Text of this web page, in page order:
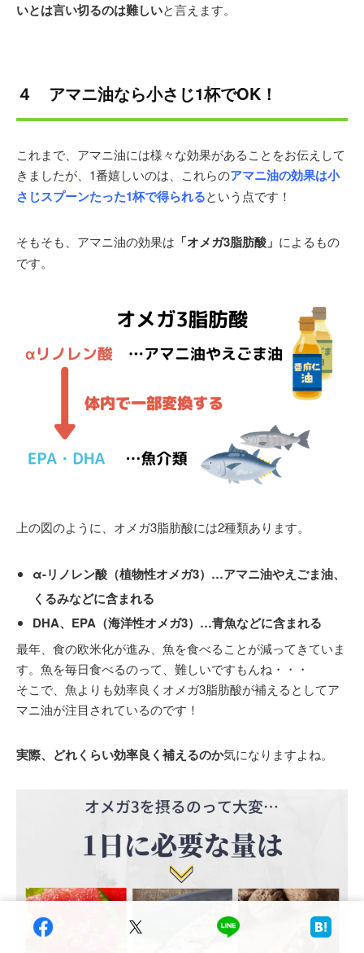
いとは言い切るのは難しいと言えます。
４ アマニ油なら小さじ1杯でOK！
これまで、アマニ油には様々な効果があることをお伝えして
きましたが、1番嬉しいのは、これらのアマニ油の効果は小
さじスプーンたった1杯で得られるという点です！
そもそも、アマニ油の効果は 「オメガ3脂肪酸」 によるもの
です。
上の図のように、オメガ3脂肪酸には2種類あります。
α-リノレン酸（植物性オメガ3）…アマニ油やえごま油、
くるみなどに含まれる
DHA、EPA（海洋性オメガ3）…青魚などに含まれる
最年、食の欧米化が進み、魚を食べることが減ってきていま
す。魚を毎日食べるのって、難しいですもんね・・・
そこで、魚よりも効率良くオメガ3脂肪酸が補えるとしてア
マニ油が注目されているのです！
実際、どれくらい効率良く補えるのか気になりますよね。